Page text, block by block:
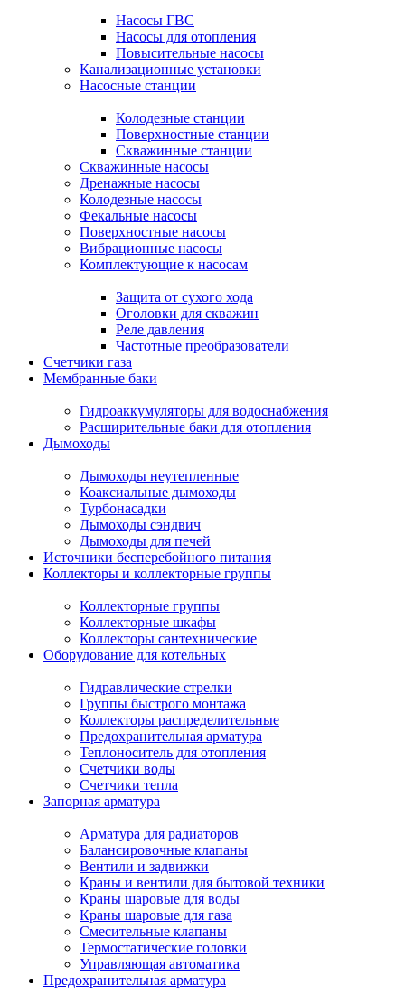
Насосы ГВС
Насосы для отопления
Повысительные насосы
Канализационные установки
Насосные станции
Колодезные станции
Поверхностные станции
Скважинные станции
Скважинные насосы
Дренажные насосы
Колодезные насосы
Фекальные насосы
Поверхностные насосы
Вибрационные насосы
Комплектующие к насосам
Защита от сухого хода
Оголовки для скважин
Реле давления
Частотные преобразователи
Счетчики газа
Мембранные баки
Гидроаккумуляторы для водоснабжения
Расширительные баки для отопления
Дымоходы
Дымоходы неутепленные
Коаксиальные дымоходы
Турбонасадки
Дымоходы сэндвич
Дымоходы для печей
Источники бесперебойного питания
Коллекторы и коллекторные группы
Коллекторные группы
Коллекторные шкафы
Коллекторы сантехнические
Оборудование для котельных
Гидравлические стрелки
Группы быстрого монтажа
Коллекторы распределительные
Предохранительная арматура
Теплоноситель для отопления
Счетчики воды
Счетчики тепла
Запорная арматура
Арматура для радиаторов
Балансировочные клапаны
Вентили и задвижки
Краны и вентили для бытовой техники
Краны шаровые для воды
Краны шаровые для газа
Смесительные клапаны
Термостатические головки
Управляющая автоматика
Предохранительная арматура